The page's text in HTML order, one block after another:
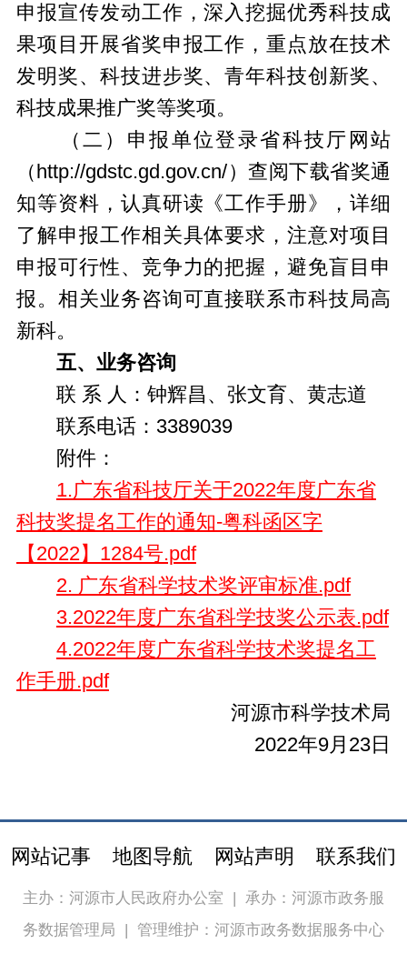
申报宣传发动工作，深入挖掘优秀科技成
果项目开展省奖申报工作，重点放在技术
发明奖、科技进步奖、青年科技创新奖、
科技成果推广奖等奖项。
（二）申报单位登录省科技厅网站
（http://gdstc.gd.gov.cn/）查阅下载省奖通
知等资料，认真研读《工作手册》，详细
了解申报工作相关具体要求，注意对项目
申报可行性、竞争力的把握，避免盲目申
报。相关业务咨询可直接联系市科技局高
新科。
五、业务咨询
联 系 人：钟辉昌、张文育、黄志道
联系电话：3389039
附件：
1.广东省科技厅关于2022年度广东省
科技奖提名工作的通知-粤科函区字
【2022】1284号.pdf
2. 广东省科学技术奖评审标准.pdf
3.2022年度广东省科学技奖公示表.pdf
4.2022年度广东省科学技术奖提名工
作手册.pdf
河源市科学技术局
2022年9月23日
网站记事 地图导航 网站声明 联系我们
主办：河源市人民政府办公室 | 承办：河源市政务服
务数据管理局 | 管理维护：河源市政务数据服务中心